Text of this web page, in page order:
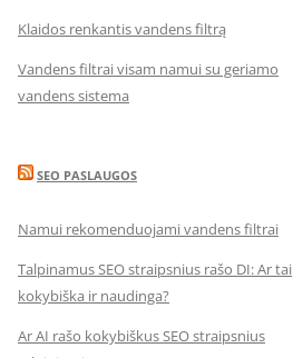
Klaidos renkantis vandens filtrą
Vandens filtrai visam namui su geriamo
vandens sistema
SEO PASLAUGOS
Namui rekomenduojami vandens filtrai
Talpinamus SEO straipsnius rašo DI: Ar tai
kokybiška ir naudinga?
Ar AI rašo kokybiškus SEO straipsnius